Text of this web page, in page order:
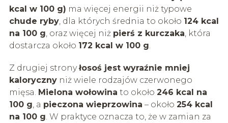
kcal w 100 g) ma więcej energii niż typowe
chude ryby, dla których średnia to około 124 kcal
na 100 g, oraz więcej niż pierś z kurczaka, która
dostarcza około 172 kcal w 100 g.
Z drugiej stronyłosoś jest wyraźnie mniej
kalorycznyniż wiele rodzajów czerwonego
mięsa. Mielona wołowina to około 246 kcal na
100 g, a pieczona wieprzowina – około 254 kcal
na 100 g. W praktyce oznacza to, że w zamian za